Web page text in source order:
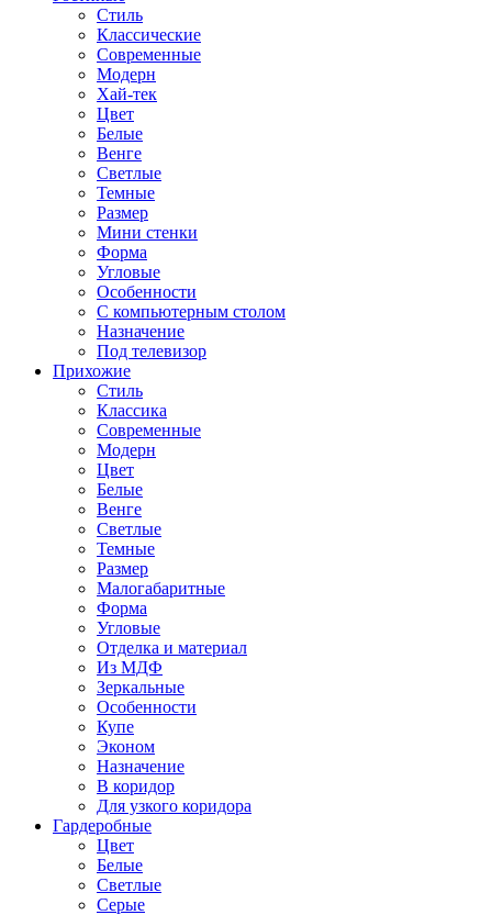
Стиль
Классические
Современные
Модерн
Хай-тек
Цвет
Белые
Венге
Светлые
Темные
Размер
Мини стенки
Форма
Угловые
Особенности
С компьютерным столом
Назначение
Под телевизор
Прихожие
Стиль
Классика
Современные
Модерн
Цвет
Белые
Венге
Светлые
Темные
Размер
Малогабаритные
Форма
Угловые
Отделка и материал
Из МДФ
Зеркальные
Особенности
Купе
Эконом
Назначение
В коридор
Для узкого коридора
Гардеробные
Цвет
Белые
Светлые
Серые